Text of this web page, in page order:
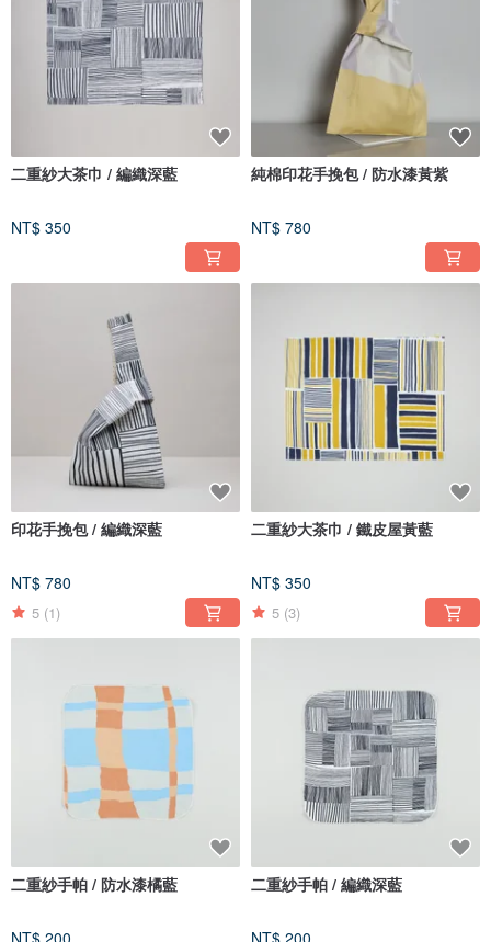
二重紗大茶巾 / 編織深藍
NT$ 350
純棉印花手挽包 / 防水漆黃紫
NT$ 780
印花手挽包 / 編織深藍
NT$ 780
5 (1)
二重紗大茶巾 / 鐵皮屋黃藍
NT$ 350
5 (3)
二重紗手帕 / 防水漆橘藍 二重紗手帕 / 編織深藍